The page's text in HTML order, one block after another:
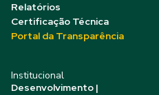
Relatórios
Certificação Técnica
Portal da Transparência
Institucional
Desenvolvimento |